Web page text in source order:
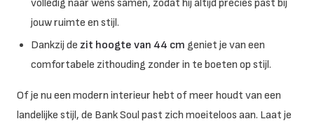
volledig naar wens samen, zodat hij altijd precies past bij
jouw ruimte en stijl.
Dankzij de zit hoogte van 44 cm geniet je van een
comfortabele zithouding zonder in te boeten op stijl.
Of je nu een modern interieur hebt of meer houdt van een
landelijke stijl, de Bank Soul past zich moeiteloos aan. Laat je